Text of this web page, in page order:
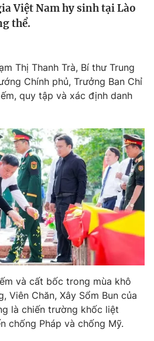
lai
Việt Nam hy sinh tại Lào
thể.
Thị Thanh Trà, Bí thư Trung
Chính phủ, Trưởng Ban Chỉ
quy tập và xác định danh
và cất bốc trong mùa khô
Viên Chăn, Xây Sổm Bun của
là chiến trường khốc liệt
chống Pháp và chống Mỹ.